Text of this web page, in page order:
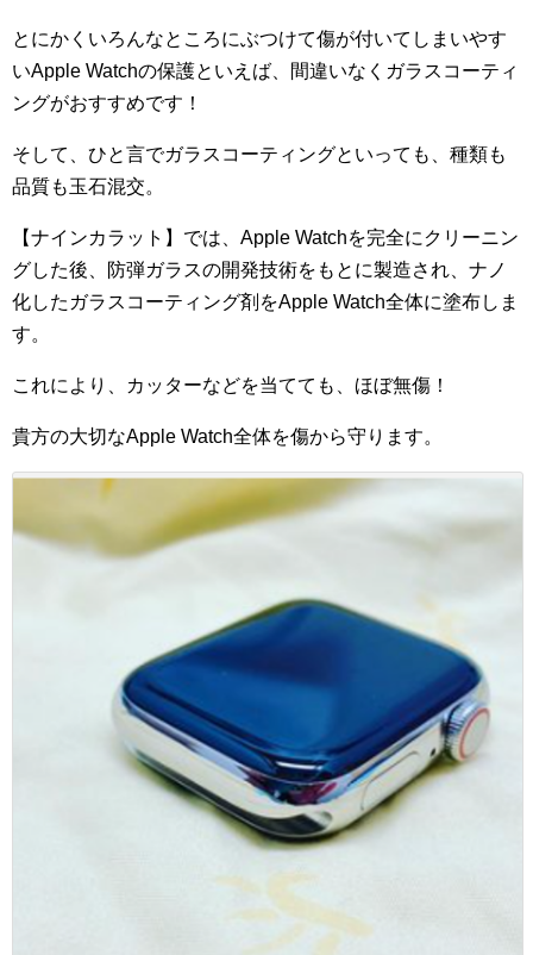
とにかくいろんなところにぶつけて傷が付いてしまいやす
いApple Watchの保護といえば、間違いなくガラスコーティ
ングがおすすめです！
そして、ひと言でガラスコーティングといっても、種類も
品質も玉石混交。
【ナインカラット】では、Apple Watchを完全にクリーニン
グした後、防弾ガラスの開発技術をもとに製造され、ナノ
化したガラスコーティング剤をApple Watch全体に塗布しま
す。
これにより、カッターなどを当てても、ほぼ無傷！
貴方の大切なApple Watch全体を傷から守ります。